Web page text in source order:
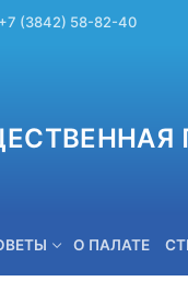
+7 (3842) 58-82-40
О ПАЛАТЕ